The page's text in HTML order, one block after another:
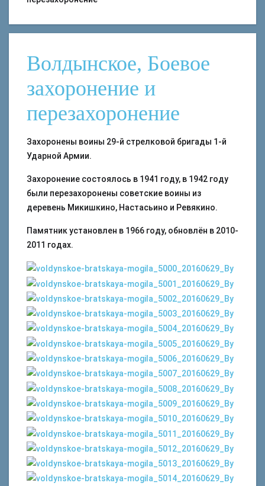
Волдынское, Боевое
захоронение и
перезахоронение
Захоронены воины 29-й стрелковой бригады 1-й
Ударной Армии.
Захоронение состоялось в 1941 году, в 1942 году
были перезахоронены советские воины из
деревень Микишкино, Настасьино и Ревякино.
Памятник установлен в 1966 году, обновлён в 2010-
2011 годах.